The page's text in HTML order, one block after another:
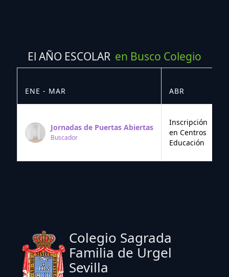
El AÑO ESCOLAR en Busco Colegio
ENE - MAR ABR
Jornadas de Puertas Abiertas
Buscador
Inscripción
en Centros
Educación
Colegio Sagrada
Familia de Urgel
Sevilla